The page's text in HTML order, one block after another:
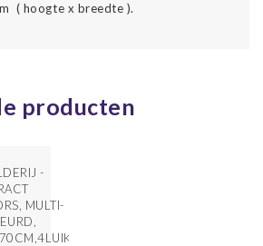
( hoogte x breedte ).
producten
-
MULTI-